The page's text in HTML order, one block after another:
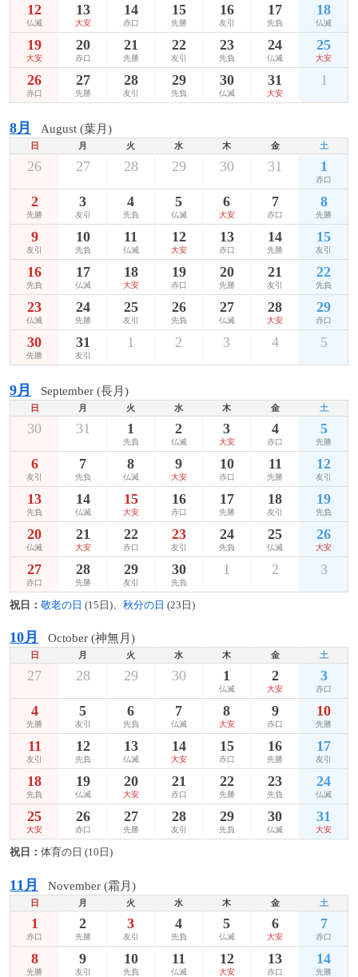
12
仏滅
13
大安
14
赤口
15
先勝
16
友引
17
先負
18
仏滅
19
大安
20
赤口
21
先勝
22
友引
23
先負
24
仏滅
25
大安
26
赤口
27
先勝
28
友引
29
先負
30
仏滅
31
大安
1
8月 August (葉月)
日 月 火 水 木 金 土
26 27 28 29 30 31 1
赤口
2
先勝
3
友引
4
先負
5
仏滅
6
大安
7
赤口
8
先勝
9
友引
10
先負
11
仏滅
12
大安
13
赤口
14
先勝
15
友引
16
先負
17
仏滅
18
大安
19
赤口
20
先勝
21
友引
22
先負
23
仏滅
24
先勝
25
友引
26
先負
27
仏滅
28
大安
29
赤口
30
先勝
31
友引
1 2 3 4 5
9月 September (長月)
日 月 火 水 木 金 土
30 31 1
先負
2
仏滅
3
大安
4
赤口
5
先勝
6
友引
7
先負
8
仏滅
9
大安
10
赤口
11
先勝
12
友引
13
先負
14
仏滅
15
大安
16
赤口
17
先勝
18
友引
19
先負
20
仏滅
21
大安
22
赤口
23
友引
24
先負
25
仏滅
26
大安
27
赤口
28
先勝
29
友引
30
先負
1 2 3
祝日： 敬老の日 (15日)、 秋分の日 (23日)
10月 October (神無月)
日 月 火 水 木 金 土
27 28 29 30 1
仏滅
2
大安
3
赤口
4
先勝
5
友引
6
先負
7
仏滅
8
大安
9
赤口
10
先勝
11
友引
12
先負
13
仏滅
14
大安
15
赤口
16
先勝
17
友引
18
先負
19
仏滅
20
大安
21
赤口
22
先勝
23
先負
24
仏滅
25
大安
26
赤口
27
先勝
28
友引
29
先負
30
仏滅
31
大安
祝日： 体育の日 (10日)
11月 November (霜月)
日 月 火 水 木 金 土
1
赤口
2
先勝
3
友引
4
先負
5
仏滅
6
大安
7
赤口
8
先勝
9
友引
10
先負
11
仏滅
12
大安
13
赤口
14
先勝